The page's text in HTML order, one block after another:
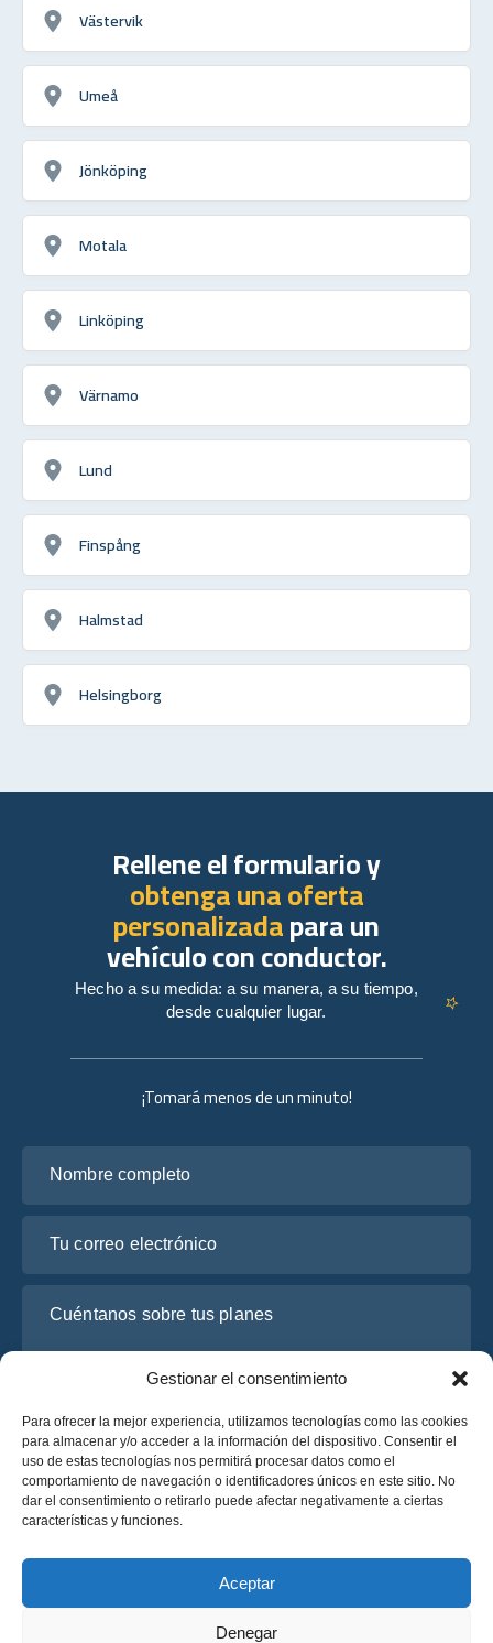
Gestionar el consentimiento
Para ofrecer la mejor experiencia, utilizamos tecnologías como las cookies
para almacenar y/o acceder a la información del dispositivo. Consentir el
uso de estas tecnologías nos permitirá procesar datos como el
comportamiento de navegación o identificadores únicos en este sitio. No
dar el consentimiento o retirarlo puede afectar negativamente a ciertas
características y funciones.
Aceptar
Denegar
Västervik
Umeå
Jönköping
Motala
Linköping
Värnamo
Lund
Finspång
Halmstad
Helsingborg
¡Tomará menos de un minuto!
He leído y acepto la
Solicite un presupuesto
Solicite un presupuesto
Rellene el formulario y
obtenga una oferta
personalizadapara un
vehículo con conductor.
Hecho a su medida: a su manera, a su tiempo,
desde cualquier lugar.